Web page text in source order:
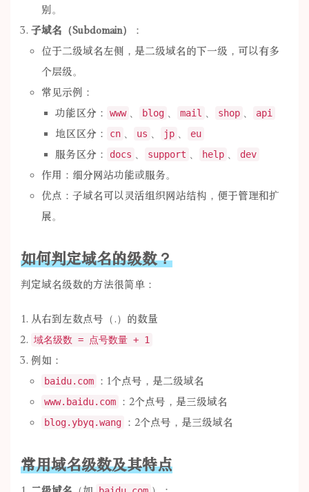
别。
子域名（Subdomain）
：
位于二级域名左侧，是二级域名的下一级，可以有多
个层级。
常见示例：
功能区分：
www 、 blog 、 mail 、 shop 、 api
地区区分： cn 、 us 、 jp 、 eu
服务区分： docs 、 support 、 help 、 dev
作用：细分网站功能或服务。
优点：子域名可以灵活组织网站结构，便于管理和扩
展。
如何判定域名的级数？
判定域名级数的方法很简单：
从右到左数点号（.）的数量
域名级数 = 点号数量 + 1
例如：
baidu.com ：1个点号，是二级域名
www.baidu.com ：2个点号，是三级域名
blog.ybyq.wang ：2个点号，是三级域名
常用域名级数及其特点